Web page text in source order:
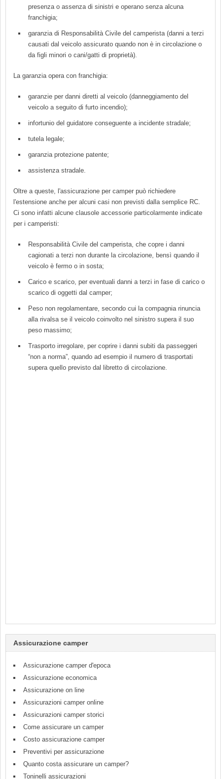
presenza o assenza di sinistri e operano senza alcuna
franchigia;
garanzia di Responsabilità Civile del camperista (danni a terzi
causati dal veicolo assicurato quando non è in circolazione o
da figli minori o cani/gatti di proprietà).
La garanzia opera con franchigia:
garanzie per danni diretti al veicolo (danneggiamento del
veicolo a seguito di furto incendio);
infortunio del guidatore conseguente a incidente stradale;
tutela legale;
garanzia protezione patente;
assistenza stradale.
Oltre a queste, l'assicurazione per camper può richiedere
l'estensione anche per alcuni casi non previsti dalla semplice RC.
Ci sono infatti alcune clausole accessorie particolarmente indicate
per i camperisti:
Responsabilità Civile del camperista, che copre i danni
cagionati a terzi non durante la circolazione, bensì quando il
veicolo è fermo o in sosta;
Carico e scarico, per eventuali danni a terzi in fase di carico o
scarico di oggetti dal camper;
Peso non regolamentare, secondo cui la compagnia rinuncia
alla rivalsa se il veicolo coinvolto nel sinistro supera il suo
peso massimo;
Trasporto irregolare, per coprire i danni subiti da passeggeri
“non a norma”, quando ad esempio il numero di trasportati
supera quello previsto dal libretto di circolazione.
Assicurazione camper
Assicurazione camper d'epoca
Assicurazione economica
Assicurazione on line
Assicurazioni camper online
Assicurazioni camper storici
Come assicurare un camper
Costo assicurazione camper
Preventivi per assicurazione
Quanto costa assicurare un camper?
Toninelli assicurazioni